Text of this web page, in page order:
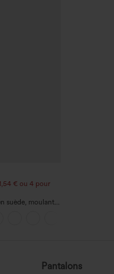
€ ou 4 pour
suède, moulante,
1 avec ourlet à
Pantalons